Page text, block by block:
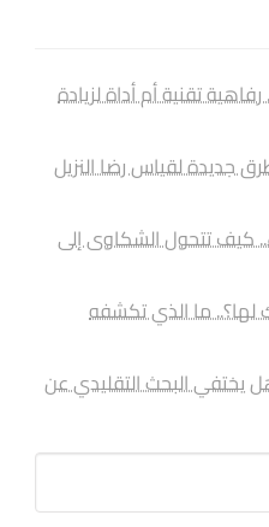
تقنية أم أداة لزيادة
جديدة لقياس رضا النزيل
كيف تتحول الشكاوى إلى
لها؟.. ما الذي تكشفه
يختفي البحث التقليدي عن